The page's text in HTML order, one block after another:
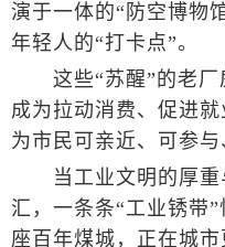
演于一体的“防空博物
年轻人的“打卡点”。
这些“苏醒”的老厂
成为拉动消费、促进
为市民可亲近、可参与
当工业文明的厚重
汇，一条条“工业锈带
座百年煤城，正在城